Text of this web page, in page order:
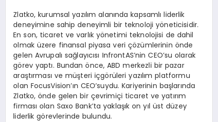
Zlatko, kurumsal yazılım alanında kapsamlı liderlik
deneyimine sahip deneyimli bir teknoloji yöneticisidir.
En son, ticaret ve varlık yönetimi teknolojisi de dahil
olmak üzere finansal piyasa veri çözümlerinin önde
gelen Avrupalı sağlayıcısı InfrontAS’nin CEO’su olarak
görevyaptı. Bundanönce, ABD merkezli bir pazar
araştırması ve müşteri içgörüleri yazılım platformu
olan FocusVision’ın CEO’suydu. Kariyerinin başlarında
Zlatko,önde gelen bir çevrimiçi ticaret ve yatırım
firması olan Saxo Bank’tayaklaşık on yıl üst düzey
liderlik görevlerinde bulundu.